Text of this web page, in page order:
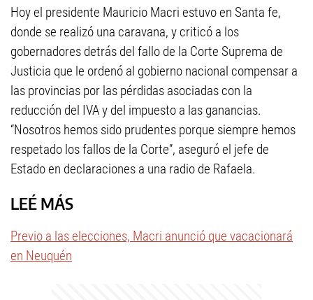
Hoy el presidente Mauricio Macri estuvo en Santa fe,
donde se realizó una caravana, y criticó a los
gobernadores detrás del fallo de la Corte Suprema de
Justicia que le ordenó al gobierno nacional compensar a
las provincias por las pérdidas asociadas con la
reducción del IVA y del impuesto a las ganancias.
“Nosotros hemos sido prudentes porque siempre hemos
respetado los fallos de la Corte”, aseguró el jefe de
Estado en declaraciones a una radio de Rafaela.
LEÉ MÁS
Previo a las elecciones, Macri anunció que vacacionará
en Neuquén